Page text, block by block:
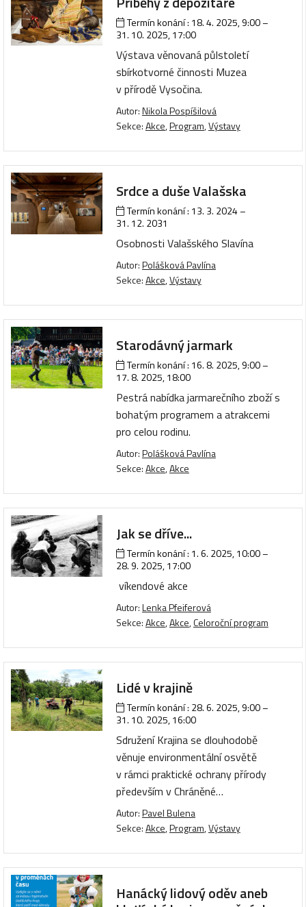
Termín konání : 18. 4. 2025, 9:00–
31. 10. 2025, 17:00
Výstava věnovaná půlstoletí
sbírkotvorné činnosti Muzea
v přírodě Vysočina.
Autor:Nikola Pospíšilová
Sekce:Akce,Program,Výstavy
Srdce a duše Valašska
Termín konání : 13. 3. 2024–
31. 12. 2031
Osobnosti Valašského Slavína
Autor:Polášková Pavlína
Sekce:Akce,Výstavy
Starodávný jarmark
Termín konání : 16. 8. 2025, 9:00–
17. 8. 2025, 18:00
Pestrá nabídka jarmarečního zboží s
bohatým programem a atrakcemi
pro celou rodinu.
Autor:Polášková Pavlína
Sekce:Akce,Akce
Jak se dříve...
Termín konání : 1. 6. 2025, 10:00–
28. 9. 2025, 17:00
víkendové akce
Autor:Lenka Pfeiferová
Sekce:Akce,Akce,Celoroční program
Lidé v krajině
Termín konání : 28. 6. 2025, 9:00–
31. 10. 2025, 16:00
Sdružení Krajina se dlouhodobě
věnuje environmentální osvětě
v rámci praktické ochrany přírody
především v Chráněné…
Autor:Pavel Bulena
Sekce:Akce,Program,Výstavy
Hanácký lidový oděv aneb